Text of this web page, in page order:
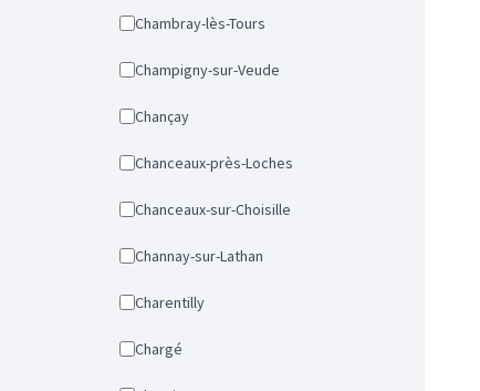
Chambray-lès-Tours
Champigny-sur-Veude
Chançay
Chanceaux-près-Loches
Chanceaux-sur-Choisille
Channay-sur-Lathan
Charentilly
Chargé